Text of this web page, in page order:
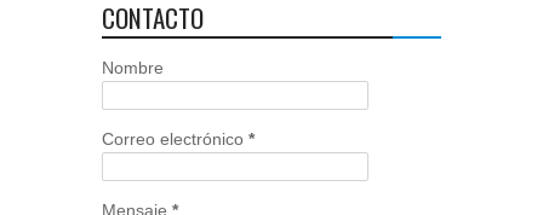
CONTACTO
Nombre
Correo electrónico *
Mensaje *